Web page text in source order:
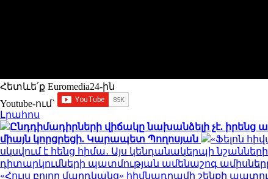
Հետևե՛ք Euromedia24-ին
Youtube-ում`
Լրահոս
Ընդդիմադիրների վիճակը նախանձելի չէ. իրենց
միայն կորցրեցի. Կարապետ Պողոսյան
«Ֆելոն
սկսվում է հենց հիմա․ Այս կենդանակերպի
դիտարկումների պատմության ամենաշոգ
«Հույս բոլոր մարդկանց» հիմնադրամի շենքի